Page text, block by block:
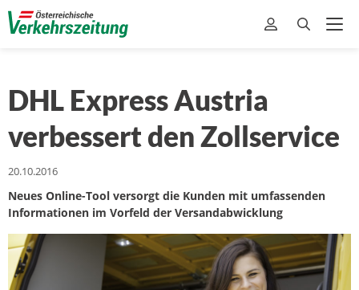
DHL Express Austria
verbessert den Zollservice
20.10.2016
Neues Online-Tool versorgt die Kunden mit umfassenden
Informationen im Vorfeld der Versandabwicklung